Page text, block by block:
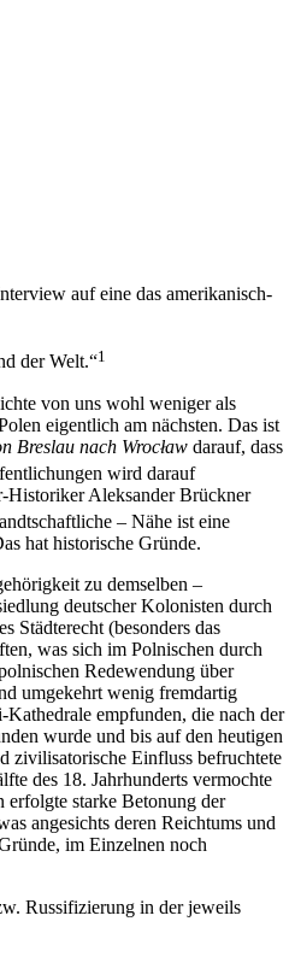
auf eine das amerikanisch-
der Welt.“1
von uns wohl weniger als
eigentlich am nächsten. Das ist
Breslau nach Wrocław darauf, dass
wird darauf
Historiker Aleksander Brückner
– Nähe ist eine
hat historische Gründe.
zu demselben –
deutscher Kolonisten durch
Städterecht (besonders das
was sich im Polnischen durch
Redewendung über
umgekehrt wenig fremdartig
empfunden, die nach der
wurde und bis auf den heutigen
zivilisatorische Einfluss befruchtete
des 18. Jahrhunderts vermochte
erfolgte starke Betonung der
angesichts deren Reichtums und
im Einzelnen noch
Russifizierung in der jeweils